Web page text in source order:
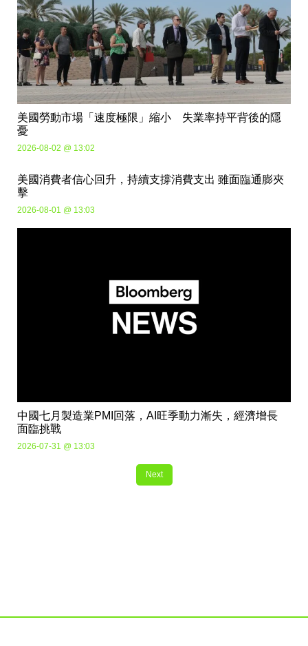
美國勞動市場「速度極限」縮小 失業率持平背後的隱
憂
2026-08-02 @ 13:02
美國消費者信心回升，持續支撐消費支出 雖面臨通膨夾
擊
2026-08-01 @ 13:03
中國七月製造業PMI回落，AI旺季動力漸失，經濟增長
面臨挑戰
2026-07-31 @ 13:03
Next